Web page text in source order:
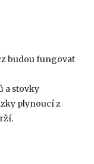
budou fungovat
a stovky
plynoucí z